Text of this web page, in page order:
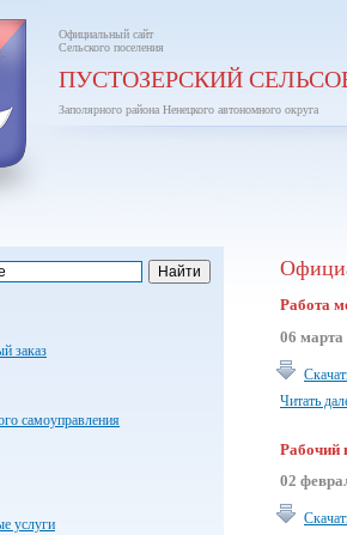
Официальный сайт
Сельского поселения
ПУСТОЗЕРСКИЙ
Заполярного района Ненецкого автономного округа
заказ
самоуправления
услуги
Работа
06 марта
Читать
Рабочий
02